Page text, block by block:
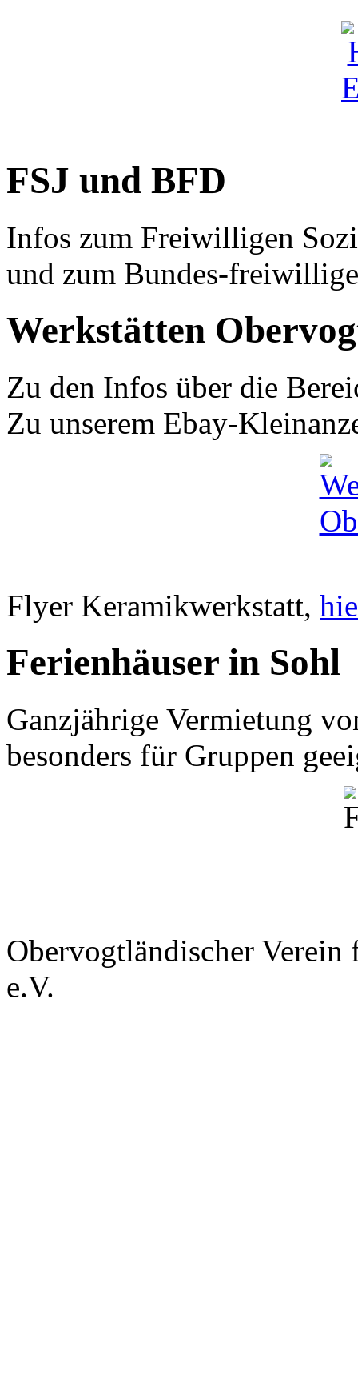
FSJ und BFD
Infos zum Freiwilligen
und zum Bundes-
Werkstätten
Zu den Infos über die
Zu unserem Ebay-
Flyer Keramikwerkstatt,
Ferienhäuser in Sohl
Ganzjährige Vermietung
besonders für Gruppen
Obervogtländischer
e.V.